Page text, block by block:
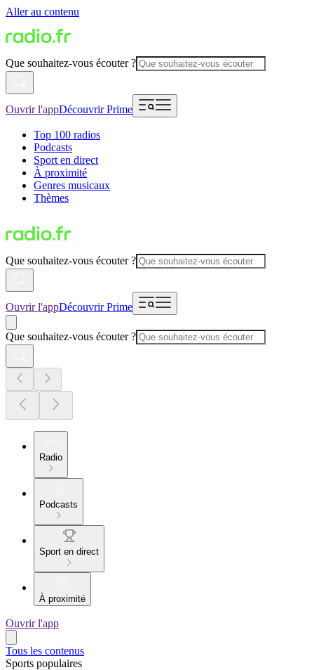
Aller au contenu
Que souhaitez-vous écouter ?
Ouvrir l'appDécouvrir Prime
Top 100 radios
Podcasts
Sport en direct
À proximité
Genres musicaux
Thèmes
Que souhaitez-vous écouter ?
Ouvrir l'appDécouvrir Prime
Que souhaitez-vous écouter ?
Radio
Podcasts
Sport en direct
À proximité
Ouvrir l'app
Tous les contenus
Sports populaires